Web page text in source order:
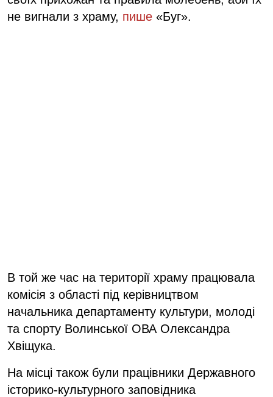
не вигнали з храму, пише «Буг».
В той же час на території храму працювала
комісія з області під керівництвом
начальника департаменту культури, молоді
та спорту Волинської ОВА Олександра
Хвіщука.
На місці також були працівники Державного
історико-культурного заповідника